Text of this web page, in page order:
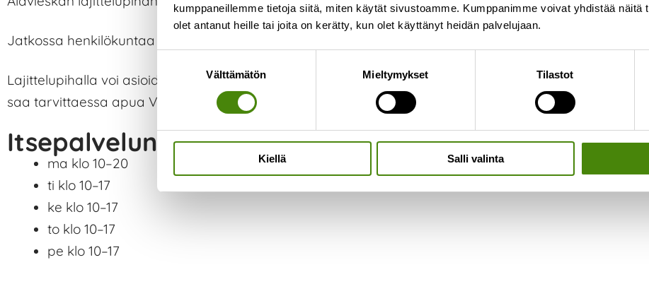
kumppaneillemme tietoja siitä, miten käytät sivustoamme. Kumppanimme voivat yhdistää näitä
olet antanut heille tai joita on kerätty, kun olet käyttänyt heidän palvelujaan.
Välttämätön Mieltymykset Tilastot
Kiellä Salli valinta
Jatkossa henkilökuntaa on paikalla . Aiemmin
Lajittelupihalla voi asioida aukioloaikojen puitteissa normaalisti itsepalveluna. Itsepalvelun aikana
saa tarvittaessa apua Vestian etävalvomosta.
Itsepalvelun aukioloajat (voimassa 31.10.2026 asti):
ma klo 10–20
ti klo 10–17
ke klo 10–17
to klo 10–17
pe klo 10–17